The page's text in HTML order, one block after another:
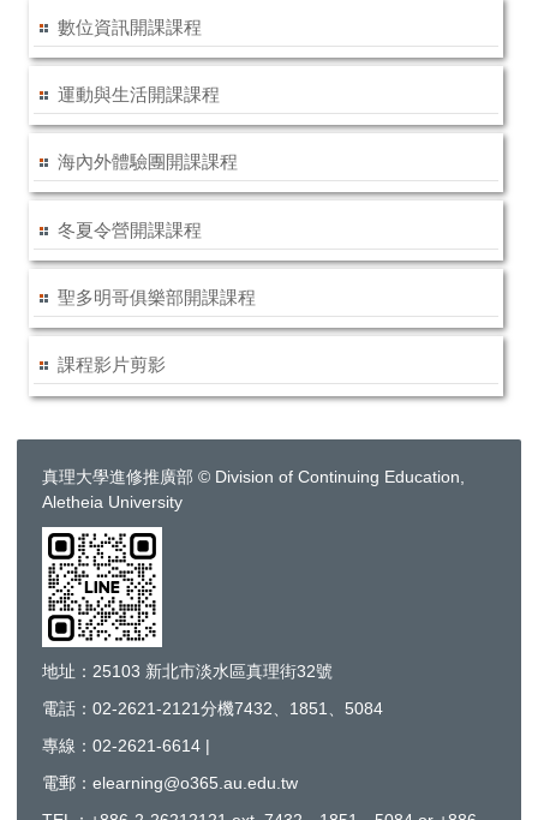
數位資訊開課課程
運動與生活開課課程
海內外體驗團開課課程
冬夏令營開課課程
聖多明哥俱樂部開課課程
課程影片剪影
真理大學進修推廣部 © Division of Continuing Education,
Aletheia University
地址：25103 新北市淡水區真理街32號
電話：02-2621-2121分機7432、1851、5084
專線：02-2621-6614 |
電郵：elearning@o365.au.edu.tw